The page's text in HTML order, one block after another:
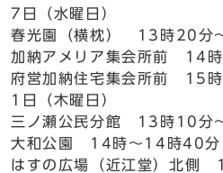
7日（水曜日）
春光園（横枕） 13時20分
加納アメリア集会所前 14
府営加納住宅集会所前 15
1日（木曜日）
三ノ瀬公民分館 13時10分
大和公園 14時～14時40分
はすの広場（近江堂）北側